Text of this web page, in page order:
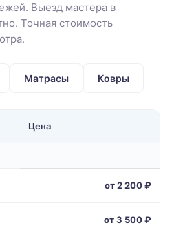
Выезд мастера в
Точная стоимость
Матрасы Ковры
Цена
от 2 200 ₽
от 3 500 ₽